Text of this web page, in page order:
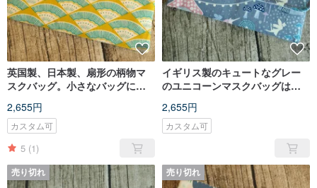
英国製、日本製、扇形の柄物マ
スクバッグ。小さなバッグには
きます。
2,655円
カスタム可
5 (1)
イギリス製のキュートなグレー
のユニコーンマスクバッグは、
2,655円
カスタム可
売り切れ 売り切れ